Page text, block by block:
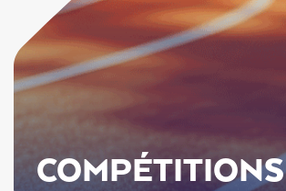
COMPÉTITIONS